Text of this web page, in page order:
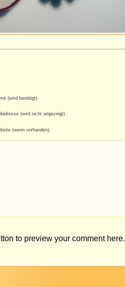
(wird benötigt)
(wird nicht angezeigt)
(wenn vorhanden)
to preview your comment here.